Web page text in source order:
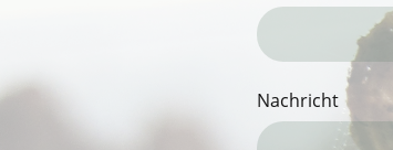
Nachricht